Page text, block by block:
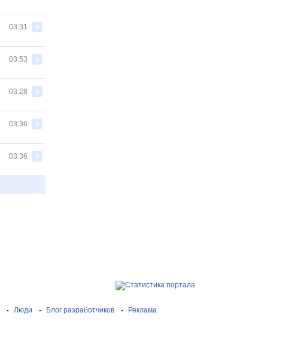
03:31
03:53
03:28
03:36
03:36
Люди Блог разработчиков
Реклама